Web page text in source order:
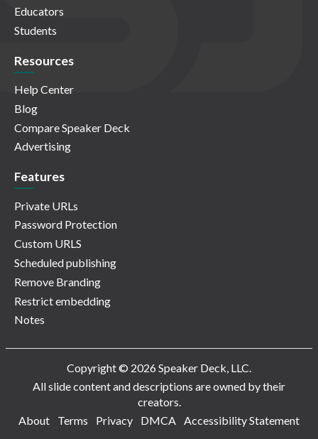
Educators
Students
Resources
Help Center
Blog
Compare Speaker Deck
Advertising
Features
Private URLs
Password Protection
Custom URLS
Scheduled publishing
Remove Branding
Restrict embedding
Notes
Copyright © 2026 Speaker Deck, LLC.
All slide content and descriptions are owned by their
creators.
About
Terms Privacy DMCA Accessibility Statement